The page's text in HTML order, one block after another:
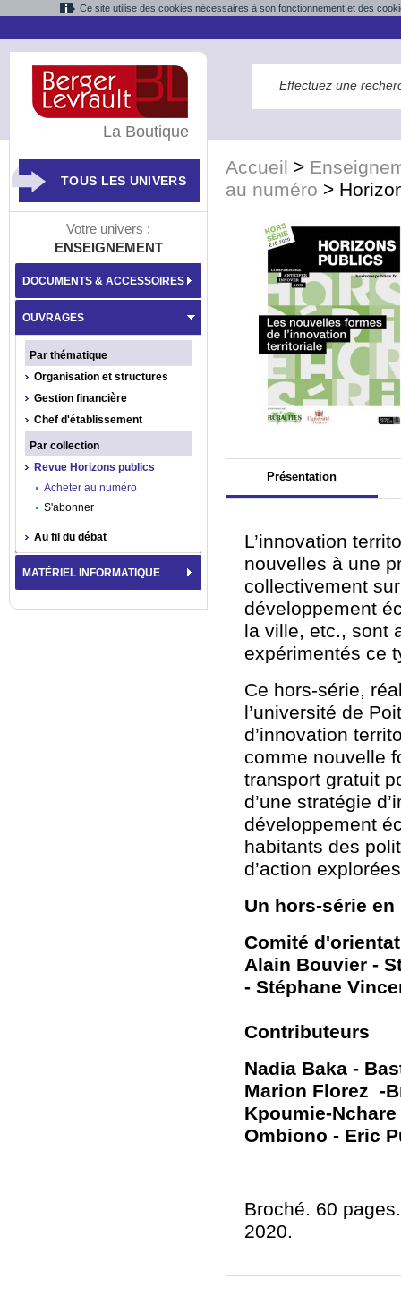
Ce site utilise des cookies nécessaires à son fonctionnement et des
Accueil >
au numéro >
Présentation
L’innovation
nouvelles à une
collectivement
développement
la ville, etc., sont
expérimentés ce
Ce hors-série,
l’université de
d’innovation
comme nouvelle
transport gratuit
d’une stratégie
développement
habitants des
d’action
Un hors-série
Comité
Alain Bouvier -
- Stéphane
Contributeurs
Nadia Baka -
Marion Florez -
Kpoumie-
Ombiono - Eric
Broché. 60
2020.
La Boutique
TOUS LES UNIVERS
Votre univers :
ENSEIGNEMENT
DOCUMENTS & ACCESSOIRES
OUVRAGES
Par thématique
Organisation et structures
Gestion financière
Chef d'établissement
Par collection
Revue Horizons publics
Acheter au numéro
S'abonner
Au fil du débat
MATÉRIEL INFORMATIQUE